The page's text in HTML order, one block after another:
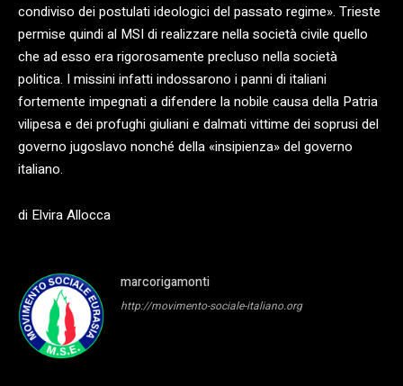
condiviso dei postulati ideologici del passato regime». Trieste
permise quindi al MSI di realizzare nella società civile quello
che ad esso era rigorosamente precluso nella società
politica. I missini infatti indossarono i panni di italiani
fortemente impegnati a difendere la nobile causa della Patria
vilipesa e dei profughi giuliani e dalmati vittime dei soprusi del
governo jugoslavo nonché della «insipienza» del governo
italiano.
di Elvira Allocca
marcorigamonti
http://movimento-sociale-italiano.org